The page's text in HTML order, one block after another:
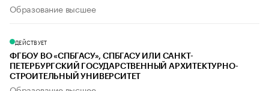
Образование высшее
ДЕЙСТВУЕТ
ФГБОУ ВО «СПБГАСУ», СПБГАСУ ИЛИ САНКТ-
ПЕТЕРБУРГСКИЙ ГОСУДАРСТВЕННЫЙ АРХИТЕКТУРНО-
СТРОИТЕЛЬНЫЙ УНИВЕРСИТЕТ